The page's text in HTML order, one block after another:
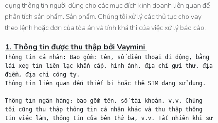
dụng thông tin người dùng cho các mục đích kinh doanh liên quan để
phân tích sản phẩm. Sản phẩm. Chúng tôi xử lý các thủ tục cho vay
theo lệnh hoặc đơn của tòa án và tính khả thi của việc xử lý báo cáo.
1. Thông tin được thu thập bởi Vaymini
Thông tin cá nhân: Bao gồm: tên, số điện thoại di động, bằng
lái xeg tin liên lạc khẩn cấp, hình ảnh, địa chỉ gửi thư, địa
điểm, địa chỉ công ty.
Thông tin liên quan đến thiết bị hoặc thẻ SIM đang sử dụng.
Thông tin ngân hàng: bao gồm tên, số tài khoản, v.v. Chúng
tôi cũng thu thập thông tin cá nhân khác và thu thập thông
tin việc làm, thông tin của bên thứ ba, v.v. Tất nhiên khi sử